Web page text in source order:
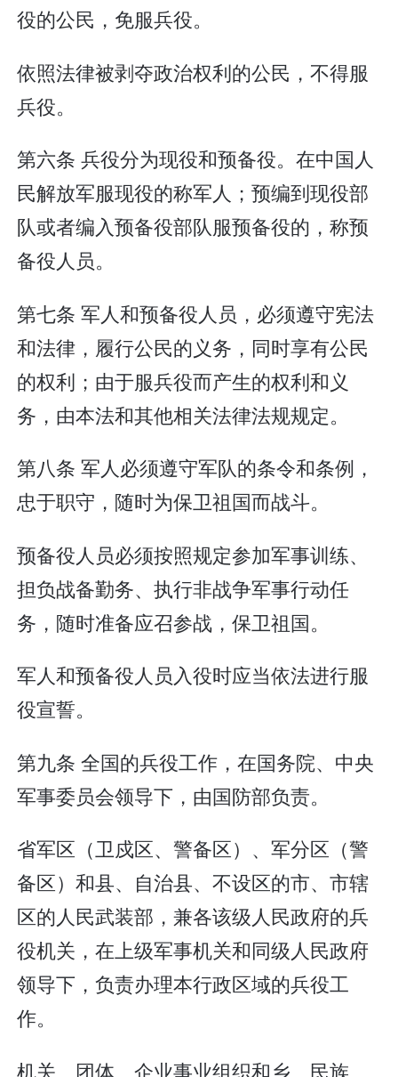
役的公民，免服兵役。
依照法律被剥夺政治权利的公民，不得服
兵役。
第六条 兵役分为现役和预备役。在中国人
民解放军服现役的称军人；预编到现役部
队或者编入预备役部队服预备役的，称预
备役人员。
第七条 军人和预备役人员，必须遵守宪法
和法律，履行公民的义务，同时享有公民
的权利；由于服兵役而产生的权利和义
务，由本法和其他相关法律法规规定。
第八条 军人必须遵守军队的条令和条例，
忠于职守，随时为保卫祖国而战斗。
预备役人员必须按照规定参加军事训练、
担负战备勤务、执行非战争军事行动任
务，随时准备应召参战，保卫祖国。
军人和预备役人员入役时应当依法进行服
役宣誓。
第九条 全国的兵役工作，在国务院、中央
军事委员会领导下，由国防部负责。
省军区（卫戍区、警备区）、军分区（警
备区）和县、自治县、不设区的市、市辖
区的人民武装部，兼各该级人民政府的兵
役机关，在上级军事机关和同级人民政府
领导下，负责办理本行政区域的兵役工
作。
机关、团体、企业事业组织和乡、民族